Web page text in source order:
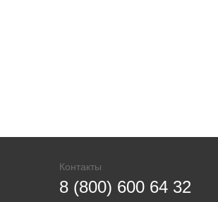
Контакты
8 (800) 600 64 32